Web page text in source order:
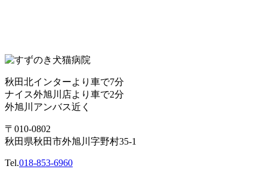
秋田北インターより車で7分
ナイス外旭川店より車で2分
外旭川アンバス近く
〒010-0802
秋田県秋田市外旭川字野村35-1
Tel.018-853-6960